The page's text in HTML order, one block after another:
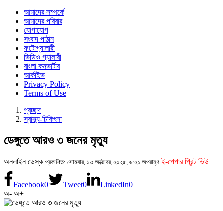
আমাদের সম্পর্কে
আমাদের পরিবার
যোগাযোগ
সংবাদ পাঠান
ফটোগ্যালারী
ভিডিও গ্যালারী
বাংলা কনভার্টার
আর্কাইভ
Privacy Policy
Terms of Use
প্রচ্ছদ
স্বাস্থ্য-চিকিৎসা
ডেঙ্গুতে আরও ৩ জনের মৃত্যু
অনলাইন ডেস্ক প্রকাশিত: সোমবার, ১৩ অক্টোবর, ২০২৫, ৬:২১ অপরাহ্ণ ই-পেপার প্রিন্ট ভিউ
Facebook0 Tweet0 LinkedIn0
অ- অ+